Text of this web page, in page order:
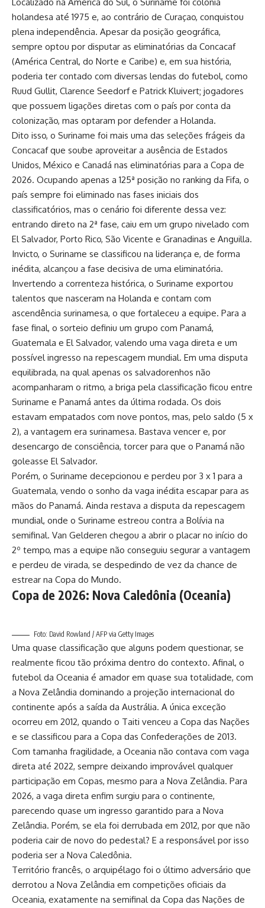
holandesa até 1975 e, ao contrário de Curaçao, conquistou
plena independência. Apesar da posição geográfica,
sempre optou por disputar as eliminatórias da Concacaf
(América Central, do Norte e Caribe) e, em sua história,
poderia ter contado com diversas lendas do futebol, como
Ruud Gullit, Clarence Seedorf e Patrick Kluivert; jogadores
que possuem ligações diretas com o país por conta da
colonização, mas optaram por defender a Holanda.
Dito isso, o Suriname foi mais uma das seleções frágeis da
Concacaf que soube aproveitar a ausência de Estados
Unidos, México e Canadá nas eliminatórias para a Copa de
2026. Ocupando apenas a 125ª posição no ranking da Fifa, o
país sempre foi eliminado nas fases iniciais dos
classificatórios, mas o cenário foi diferente dessa vez:
entrando direto na 2ª fase, caiu em um grupo nivelado com
El Salvador, Porto Rico, São Vicente e Granadinas e Anguilla.
Invicto, o Suriname se classificou na liderança e, de forma
inédita, alcançou a fase decisiva de uma eliminatória.
Invertendo a correnteza histórica, o Suriname exportou
talentos que nasceram na Holanda e contam com
ascendência surinamesa, o que fortaleceu a equipe. Para a
fase final, o sorteio definiu um grupo com Panamá,
Guatemala e El Salvador, valendo uma vaga direta e um
possível ingresso na repescagem mundial. Em uma disputa
equilibrada, na qual apenas os salvadorenhos não
acompanharam o ritmo, a briga pela classificação ficou entre
Suriname e Panamá antes da última rodada. Os dois
estavam empatados com nove pontos, mas, pelo saldo (5 x
2), a vantagem era surinamesa. Bastava vencer e, por
desencargo de consciência, torcer para que o Panamá não
goleasse El Salvador.
Porém, o Suriname decepcionou e perdeu por 3 x 1 para a
Guatemala, vendo o sonho da vaga inédita escapar para as
mãos do Panamá. Ainda restava a disputa da repescagem
mundial, onde o Suriname estreou contra a Bolívia na
semifinal. Van Gelderen chegou a abrir o placar no início do
2º tempo, mas a equipe não conseguiu segurar a vantagem
e perdeu de virada, se despedindo de vez da chance de
estrear na Copa do Mundo.
Copa de 2026: Nova Caledônia (Oceania)
Foto: David Rowland / AFP via Getty Images
Uma quase classificação que alguns podem questionar, se
realmente ficou tão próxima dentro do contexto. Afinal, o
futebol da Oceania é amador em quase sua totalidade, com
a Nova Zelândia dominando a projeção internacional do
continente após a saída da Austrália. A única exceção
ocorreu em 2012, quando o Taiti venceu a Copa das Nações
e se classificou para a Copa das Confederações de 2013.
Com tamanha fragilidade, a Oceania não contava com vaga
direta até 2022, sempre deixando improvável qualquer
participação em Copas, mesmo para a Nova Zelândia. Para
2026, a vaga direta enfim surgiu para o continente,
parecendo quase um ingresso garantido para a Nova
Zelândia. Porém, se ela foi derrubada em 2012, por que não
poderia cair de novo do pedestal? E a responsável por isso
poderia ser a Nova Caledônia.
Território francês, o arquipélago foi o último adversário que
derrotou a Nova Zelândia em competições oficiais da
Oceania, exatamente na semifinal da Copa das Nações de